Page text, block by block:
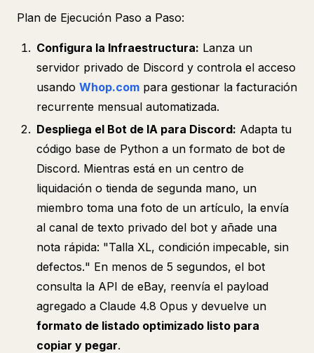
Plan de Ejecución Paso a Paso:
Configura la Infraestructura: Lanza un
servidor privado de Discord y controla el acceso
usando Whop.com para gestionar la facturación
recurrente mensual automatizada.
Despliega el Bot de IA para Discord: Adapta tu
código base de Python a un formato de bot de
Discord. Mientras está en un centro de
liquidación o tienda de segunda mano, un
miembro toma una foto de un artículo, la envía
al canal de texto privado del bot y añade una
nota rápida: "Talla XL, condición impecable, sin
defectos." En menos de 5 segundos, el bot
consulta la API de eBay, reenvía el payload
agregado a Claude 4.8 Opus y devuelve un
formato de listado optimizado listo para
copiar y pegar.